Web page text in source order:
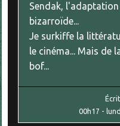
Sendak,
bizarroïde...
Je surkiffe la
le cinéma... Mais de
bof...
00h17 -